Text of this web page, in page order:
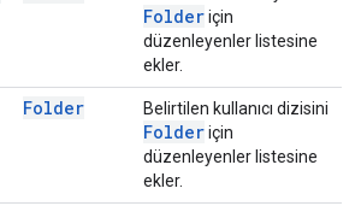
Folderiçin
düzenleyenler listesine
ekler.
Folder Belirtilen kullanıcı dizisini
Folderiçin
düzenleyenler listesine
ekler.